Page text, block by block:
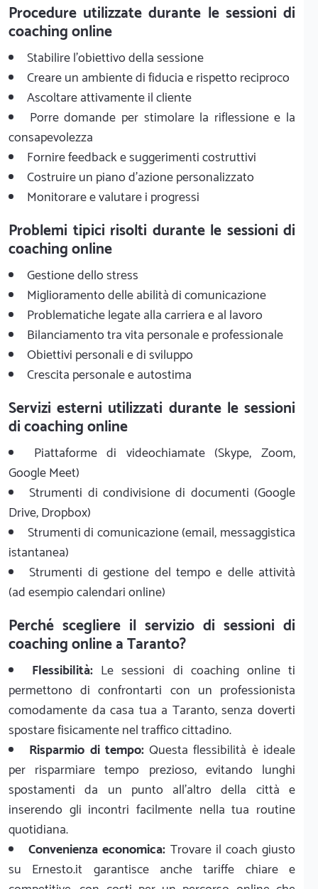
Procedure utilizzate durante le sessioni di
coaching online
Stabilire l'obiettivo della sessione
Creare un ambiente di fiducia e rispetto reciproco
Ascoltare attivamente il cliente
Porre domande per stimolare la riflessione e la
consapevolezza
Fornire feedback e suggerimenti costruttivi
Costruire un piano d'azione personalizzato
Monitorare e valutare i progressi
Problemi tipici risolti durante le sessioni di
coaching online
Gestione dello stress
Miglioramento delle abilità di comunicazione
Problematiche legate alla carriera e al lavoro
Bilanciamento tra vita personale e professionale
Obiettivi personali e di sviluppo
Crescita personale e autostima
Servizi esterni utilizzati durante le sessioni
di coaching online
Piattaforme di videochiamate (Skype, Zoom,
Google Meet)
Strumenti di condivisione di documenti (Google
Drive, Dropbox)
Strumenti di comunicazione (email, messaggistica
istantanea)
Strumenti di gestione del tempo e delle attività
(ad esempio calendari online)
Perché scegliere il servizio di sessioni di
coaching online a Taranto?
Flessibilità: Le sessioni di coaching online ti
permettono di confrontarti con un professionista
comodamente da casa tua a Taranto, senza doverti
spostare fisicamente nel traffico cittadino.
Risparmio di tempo:Questa flessibilità è ideale
per risparmiare tempo prezioso, evitando lunghi
spostamenti da un punto all'altro della città e
inserendo gli incontri facilmente nella tua routine
quotidiana.
Convenienza economica: Trovare il coach giusto
su Ernesto.it garantisce anche tariffe chiare e